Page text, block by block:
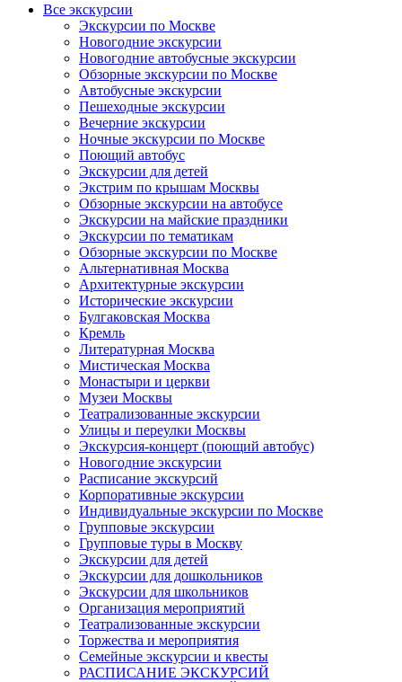
Все экскурсии
Экскурсии по Москве
Новогодние экскурсии
Новогодние автобусные экскурсии
Обзорные экскурсии по Москве
Автобусные экскурсии
Пешеходные экскурсии
Вечерние экскурсии
Ночные экскурсии по Москве
Поющий автобус
Экскурсии для детей
Экстрим по крышам Москвы
Обзорные экскурсии на автобусе
Экскурсии на майские праздники
Экскурсии по тематикам
Обзорные экскурсии по Москве
Альтернативная Москва
Архитектурные экскурсии
Исторические экскурсии
Булгаковская Москва
Кремль
Литературная Москва
Мистическая Москва
Монастыри и церкви
Музеи Москвы
Театрализованные экскурсии
Улицы и переулки Москвы
Экскурсия-концерт (поющий автобус)
Новогодние экскурсии
Расписание экскурсий
Корпоративные экскурсии
Индивидуальные экскурсии по Москве
Групповые экскурсии
Групповые туры в Москву
Экскурсии для детей
Экскурсии для дошкольников
Экскурсии для школьников
Организация мероприятий
Театрализованные экскурсии
Торжества и мероприятия
Семейные экскурсии и квесты
РАСПИСАНИЕ ЭКСКУРСИЙ